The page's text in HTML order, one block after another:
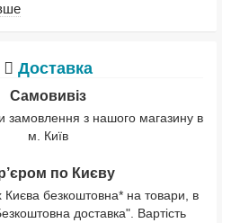
Доставка
Самовивіз
замовлення з нашого магазину в
м. Київ
по Києву
Києва безкоштовна* на товари, в
доставка". Вартість